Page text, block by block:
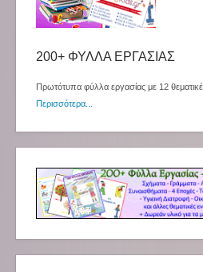
200+ ΦΥΛΛΑ ΕΡΓΑΣΙΑΣ
Πρωτότυπα φύλλα εργασίας με 12
Περισσότερα...